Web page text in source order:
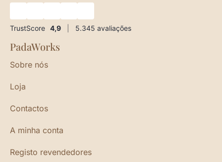
TrustScore 4,9 5.345 avaliações
PadaWorks
Sobre nós
Loja
Contactos
A minha conta
Registo revendedores